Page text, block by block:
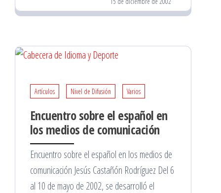
Artículos Nivel de Difusión Varios
Encuentro sobre el español en
los medios de comunicación
Encuentro sobre el español en los medios de
comunicación Jesús Castañón Rodríguez Del 6
al 10 de mayo de 2002, se desarrolló el